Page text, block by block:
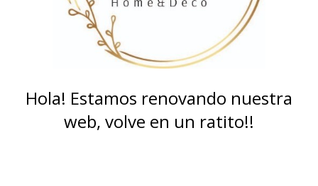
Hola! Estamos renovando nuestra
web, volve en un ratito!!